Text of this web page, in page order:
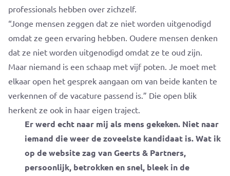
professionals hebben over zichzelf.
“Jonge mensen zeggen dat ze niet worden uitgenodigd
omdat ze geen ervaring hebben. Oudere mensen denken
dat ze niet worden uitgenodigd omdat ze te oud zijn.
Maar niemand is een schaap met vijf poten. Je moet met
elkaar open het gesprek aangaan om van beide kanten te
verkennen of de vacature passend is.” Die open blik
herkent ze ook in haar eigen traject.
Er werd echt naar mij als mens gekeken. Niet naar
iemand die weer de zoveelste kandidaat is. Wat ik
op de website zag van Geerts & Partners,
persoonlijk, betrokken en snel, bleek in de